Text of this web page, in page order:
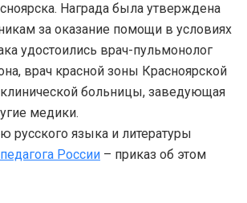
Награда была утверждена
за оказание помощи в условиях
удостоились врач-пульмонолог
врач красной зоны Красноярской
больницы, заведующая
медики.
русского языка и литературы
России – приказ об этом